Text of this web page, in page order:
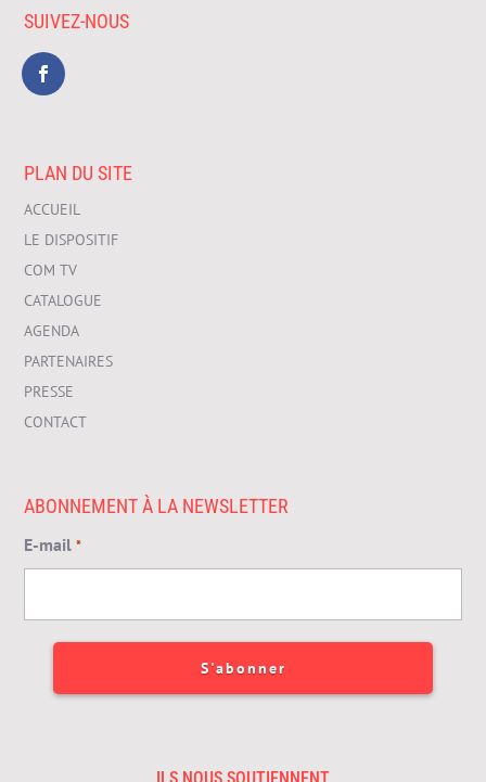
SUIVEZ-NOUS
PLAN DU SITE
ACCUEIL
LE DISPOSITIF
COM TV
CATALOGUE
AGENDA
PARTENAIRES
PRESSE
CONTACT
ABONNEMENT À LA NEWSLETTER
E-mail *